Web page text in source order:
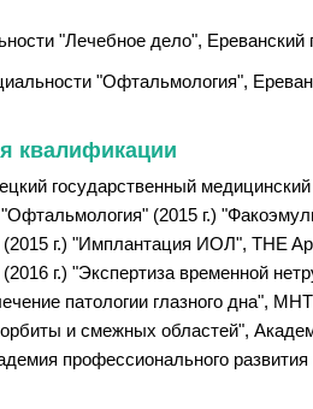
"Лечебное дело", Ереванский
"Офтальмология",
квалификации
государственный
"Офтальмология" (2015 г.)
г.) "Имплантация ИОЛ", THE
г.) "Экспертиза временной
патологии глазного дна",
и смежных областей",
профессионального развития